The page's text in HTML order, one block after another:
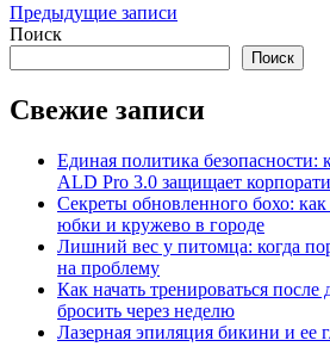
Навигация
по
Предыдущие записи
Поиск
Поиск
Свежие записи
Единая политика безопасности:
ALD Pro 3.0 защищает
Секреты обновленного бохо:
юбки и кружево в городе
Лишний вес у питомца: когда
на проблему
Как начать тренироваться
бросить через неделю
Лазерная эпиляция бикини и ее